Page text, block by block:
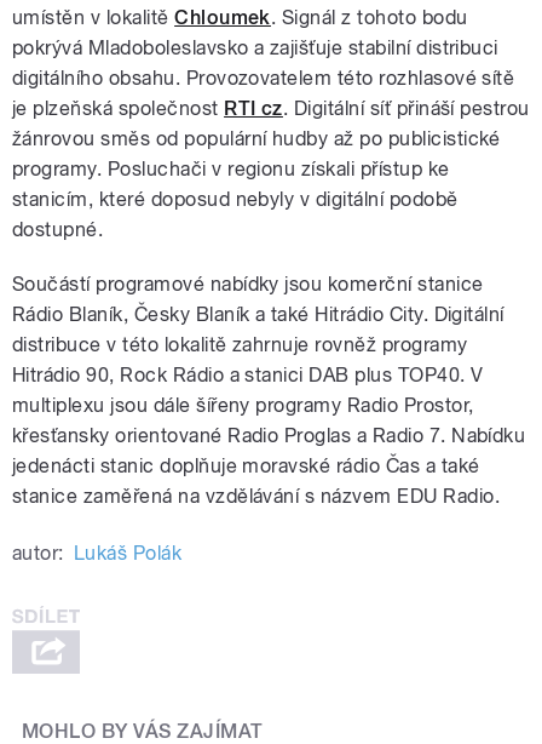
umístěn v lokalitěChloumek. Signál z tohoto bodu
pokrývá Mladoboleslavsko a zajišťuje stabilní distribuci
digitálního obsahu. Provozovatelem této rozhlasové sítě
je plzeňská společnost RTI cz. Digitální síť přináší pestrou
žánrovou směs od populární hudby až po publicistické
programy. Posluchači v regionu získali přístup ke
stanicím, které doposud nebyly v digitální podobě
dostupné.
Součástí programové nabídky jsou komerční stanice
Rádio Blaník, Česky Blaník a také Hitrádio City. Digitální
distribuce v této lokalitě zahrnuje rovněž programy
Hitrádio 90, Rock Rádio a stanici DAB plus TOP40. V
multiplexu jsou dále šířeny programy Radio Prostor,
křesťansky orientované Radio Proglas a Radio 7. Nabídku
jedenácti stanic doplňuje moravské rádio Čas a také
stanice zaměřená na vzdělávání s názvem EDU Radio.
autor: Lukáš Polák
MOHLO BY VÁS ZAJÍMAT